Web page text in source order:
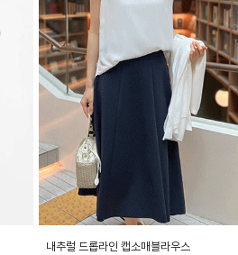
내추럴 드롭라인 캡소매블라우스